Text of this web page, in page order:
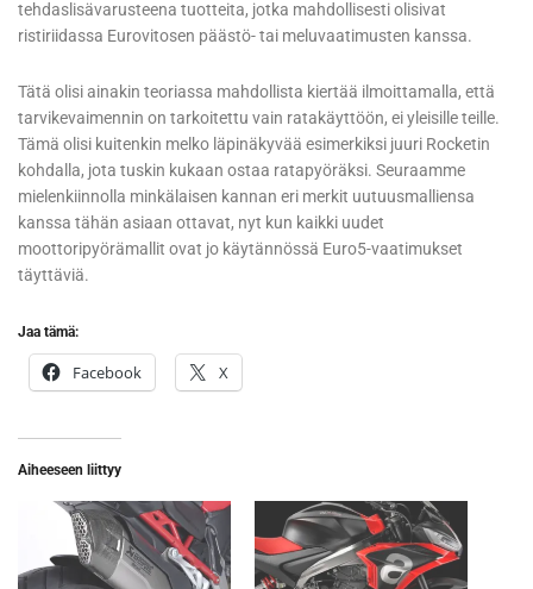
tehdaslisävarusteena tuotteita, jotka mahdollisesti olisivat
ristiriidassa Eurovitosen päästö- tai meluvaatimusten kanssa.
Tätä olisi ainakin teoriassa mahdollista kiertää ilmoittamalla, että
tarvikevaimennin on tarkoitettu vain ratakäyttöön, ei yleisille teille.
Tämä olisi kuitenkin melko läpinäkyvää esimerkiksi juuri Rocketin
kohdalla, jota tuskin kukaan ostaa ratapyöräksi. Seuraamme
mielenkiinnolla minkälaisen kannan eri merkit uutuusmalliensa
kanssa tähän asiaan ottavat, nyt kun kaikki uudet
moottoripyörämallit ovat jo käytännössä Euro5-vaatimukset
täyttäviä.
Jaa tämä:
Facebook X
Aiheeseen liittyy